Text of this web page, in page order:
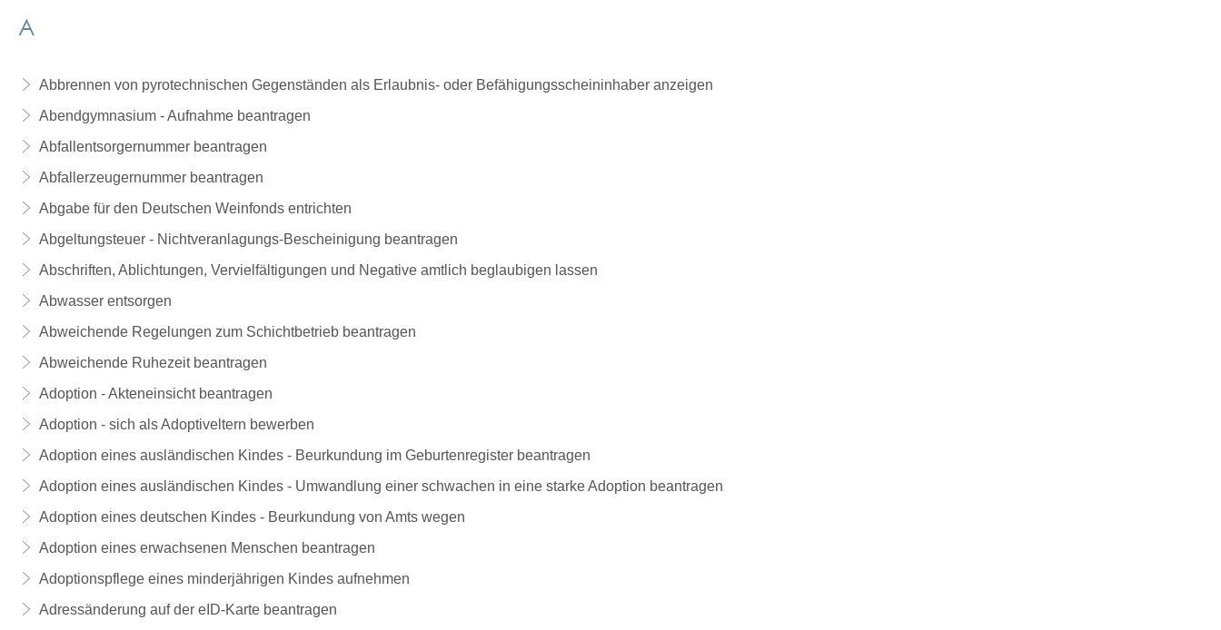
A
Abbrennen von pyrotechnischen Gegenständen als Erlaubnis- oder Befähigungsscheininhaber anzeigen
Abendgymnasium - Aufnahme beantragen
Abfallentsorgernummer beantragen
Abfallerzeugernummer beantragen
Abgabe für den Deutschen Weinfonds entrichten
Abgeltungsteuer - Nichtveranlagungs-Bescheinigung beantragen
Abschriften, Ablichtungen, Vervielfältigungen und Negative amtlich beglaubigen lassen
Abwasser entsorgen
Abweichende Regelungen zum Schichtbetrieb beantragen
Abweichende Ruhezeit beantragen
Adoption - Akteneinsicht beantragen
Adoption - sich als Adoptiveltern bewerben
Adoption eines ausländischen Kindes - Beurkundung im Geburtenregister beantragen
Adoption eines ausländischen Kindes - Umwandlung einer schwachen in eine starke Adoption beantragen
Adoption eines deutschen Kindes - Beurkundung von Amts wegen
Adoption eines erwachsenen Menschen beantragen
Adoptionspflege eines minderjährigen Kindes aufnehmen
Adressänderung auf der eID-Karte beantragen